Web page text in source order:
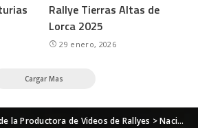
Rallye Tierras Altas de
Lorca 2025
29 enero, 2026
Cargar Mas
la Productora de Videos de Rallyes >Nacional